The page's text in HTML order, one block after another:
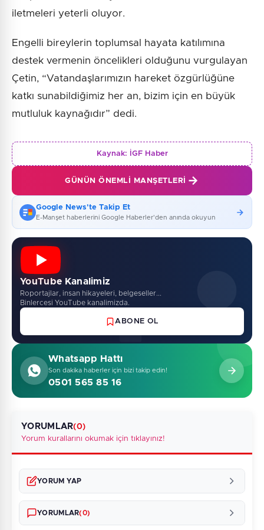
iletmeleri yeterli oluyor.
Engelli bireylerin toplumsal hayata katılımına
destek vermenin öncelikleri olduğunu vurgulayan
Çetin, “Vatandaşlarımızın hareket özgürlüğüne
katkı sunabildiğimiz her an, bizim için en büyük
mutluluk kaynağıdır” dedi.
Kaynak: İGF Haber
GÜNÜN ÖNEMLI MANŞETLERI
Google News'te Takip Et
E-Manşet haberlerini Google Haberler'den anında okuyun
YouTube Kanalimiz
Roportajlar, insan hikayeleri, belgeseller...
Binlercesi YouTube kanalimizda.
ABONE OL
Whatsapp Hattı
Son dakika haberler için bizi takip edin!
0501 565 85 16
YORUMLAR(0)
Yorum kurallarını okumak için tıklayınız!
YORUM YAP
YORUMLAR(0)